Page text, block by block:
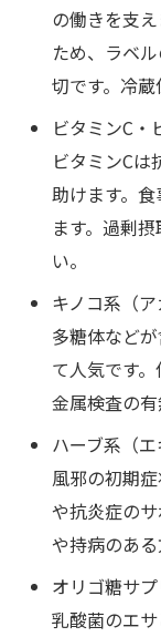
の働きを支
ため、ラベ
切です。冷蔵
ビタミンC・
ビタミンCは
助けます。
ます。過剰
い。
キノコ系（ア
多糖体など
て人気です
金属検査の有
ハーブ系（エ
風邪の初期
や抗炎症の
や持病のあ
オリゴ糖サプ
乳酸菌のエ